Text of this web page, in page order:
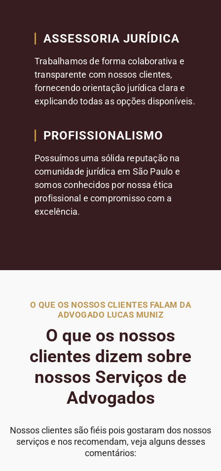
ASSESSORIA JURÍDICA
Trabalhamos de forma colaborativa e
transparente com nossos clientes,
fornecendo orientação jurídica clara e
explicando todas as opções disponíveis.
PROFISSIONALISMO
Possuímos uma sólida reputação na
comunidade jurídica em São Paulo e
somos conhecidos por nossa ética
profissional e compromisso com a
excelência.
O QUE OS NOSSOS CLIENTES FALAM DA
ADVOGADO LUCAS MUNIZ
O que os nossos
clientes dizem sobre
nossos Serviços de
Advogados
Nossos clientes são fiéis pois gostaram dos nossos
serviços e nos recomendam, veja alguns desses
comentários: